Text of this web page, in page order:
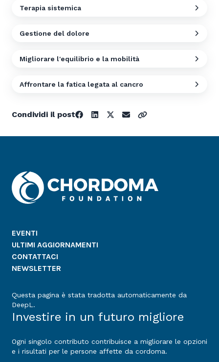
Terapia sistemica
Gestione del dolore
Migliorare l'equilibrio e la mobilità
Affrontare la fatica legata al cancro
Condividi il post
EVENTI
ULTIMI AGGIORNAMENTI
CONTATTACI
NEWSLETTER
Questa pagina è stata tradotta automaticamente da
DeepL.
Investire in un futuro migliore
Ogni singolo contributo contribuisce a migliorare le opzioni
e i risultati per le persone affette da cordoma.